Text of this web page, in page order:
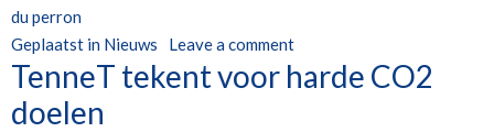
du perron
Geplaatst in Nieuws Leave a comment
TenneT tekent voor harde CO2
doelen